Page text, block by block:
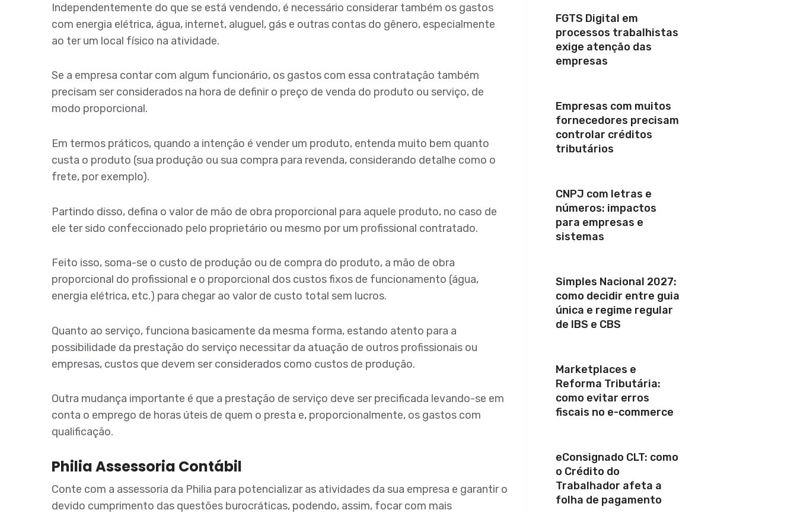
Independentemente do que se está vendendo, é necessário considerar também os gastos
com energia elétrica, água, internet, aluguel, gás e outras contas do gênero, especialmente
ao ter um local físico na atividade.
Se a empresa contar com algum funcionário, os gastos com essa contratação também
precisam ser considerados na hora de definir o preço de venda do produto ou serviço, de
modo proporcional.
Em termos práticos, quando a intenção é vender um produto, entenda muito bem quanto
custa o produto (sua produção ou sua compra para revenda, considerando detalhe como o
frete, por exemplo).
Partindo disso, defina o valor de mão de obra proporcional para aquele produto, no caso de
ele ter sido confeccionado pelo proprietário ou mesmo por um profissional contratado.
Feito isso, soma-se o custo de produção ou de compra do produto, a mão de obra
proporcional do profissional e o proporcional dos custos fixos de funcionamento (água,
energia elétrica, etc.) para chegar ao valor de custo total sem lucros.
Quanto ao serviço, funciona basicamente da mesma forma, estando atento para a
possibilidade da prestação do serviço necessitar da atuação de outros profissionais ou
empresas, custos que devem ser considerados como custos de produção.
Outra mudança importante é que a prestação de serviço deve ser precificada levando-se em
conta o emprego de horas úteis de quem o presta e, proporcionalmente, os gastos com
qualificação.
Philia Assessoria Contábil
Conte com a assessoria da Philia para potencializar as atividades da sua empresa e garantir o
devido cumprimento das questões burocráticas, podendo, assim, focar com mais
FGTS Digital em
processos trabalhistas
exige atenção das
empresas
Empresas com muitos
fornecedores precisam
controlar créditos
tributários
CNPJ com letras e
números: impactos
para empresas e
sistemas
Simples Nacional 2027:
como decidir entre guia
única e regime regular
de IBS e CBS
Marketplaces e
Reforma Tributária:
como evitar erros
fiscais no e-commerce
eConsignado CLT: como
o Crédito do
Trabalhador afeta a
folha de pagamento